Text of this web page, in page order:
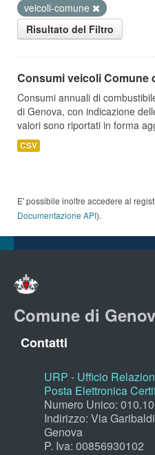
veicoli-comune
Risultato del Filtro
Consumi veicoli Comune
Consumi annuali di
di Genova, con indicazione
valori sono riportati in forma
CSV
E' possibile inoltre accedere al
Documentazione API).
Comune di
Contatti
URP - Ufficio
Posta Elettronica
Numero Unico:
Indirizzo: Via
Genova
P. Iva: 00856930102